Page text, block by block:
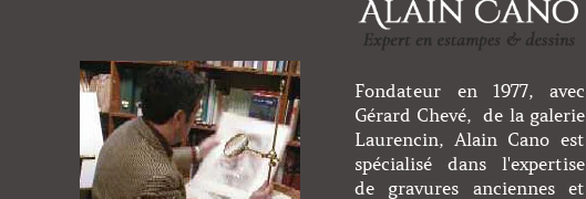
Fondateur en 1977, avec
Gérard Chevé, de la galerie
Laurencin, Alain Cano est
spécialisé dans l'expertise
de gravures anciennes et